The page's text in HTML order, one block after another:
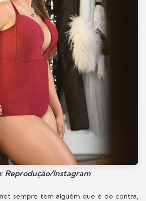
Reprodução/Instagram
sempre tem alguém que é do contra,